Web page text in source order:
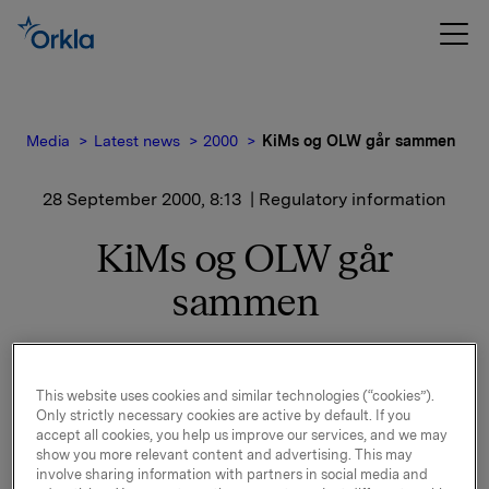
Media Latest news 2000 KiMs og OLW går sammen
28 September 2000, 8:13 | Regulatory information
KiMs og OLW går
sammen
(SSC). Det vil bestå av KiMs Danmark, KiMs Norge og
OLW Snacks i Sverige.
SSC blir en ledende snacksvirksomhet i Norden, og
This website uses cookies and similar technologies (“cookies”).
Only strictly necessary cookies are active by default. If you
accept all cookies, you help us improve our services, and we may
show you more relevant content and advertising. This may
involve sharing information with partners in social media and